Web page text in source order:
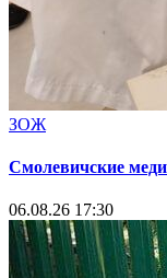
ЗОЖ
Смолевичские
06.08.26 17:30